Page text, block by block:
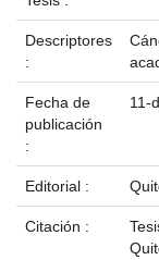
Descriptores
:
Fecha de
publicación
:
11-
Editorial :
Citación :